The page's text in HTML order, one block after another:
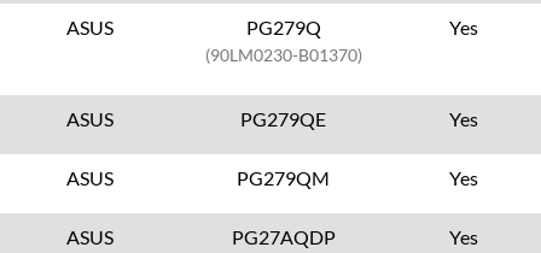
ASUS PG279Q
(90LM0230-B01370)
Yes
ASUS PG279QE Yes
ASUS PG279QM Yes
ASUS PG27AQDP Yes